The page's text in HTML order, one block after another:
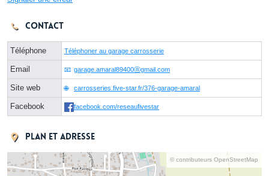
Contact
Téléphone Téléphoner au garage carrosserie
Email garage.amaral89400ⓐgmail.com
Site web carrosseries.five-star.fr/376-garage-amaral
Facebook facebook.com/reseaufivestar
Plan et adresse
© contributeurs OpenStreetMap